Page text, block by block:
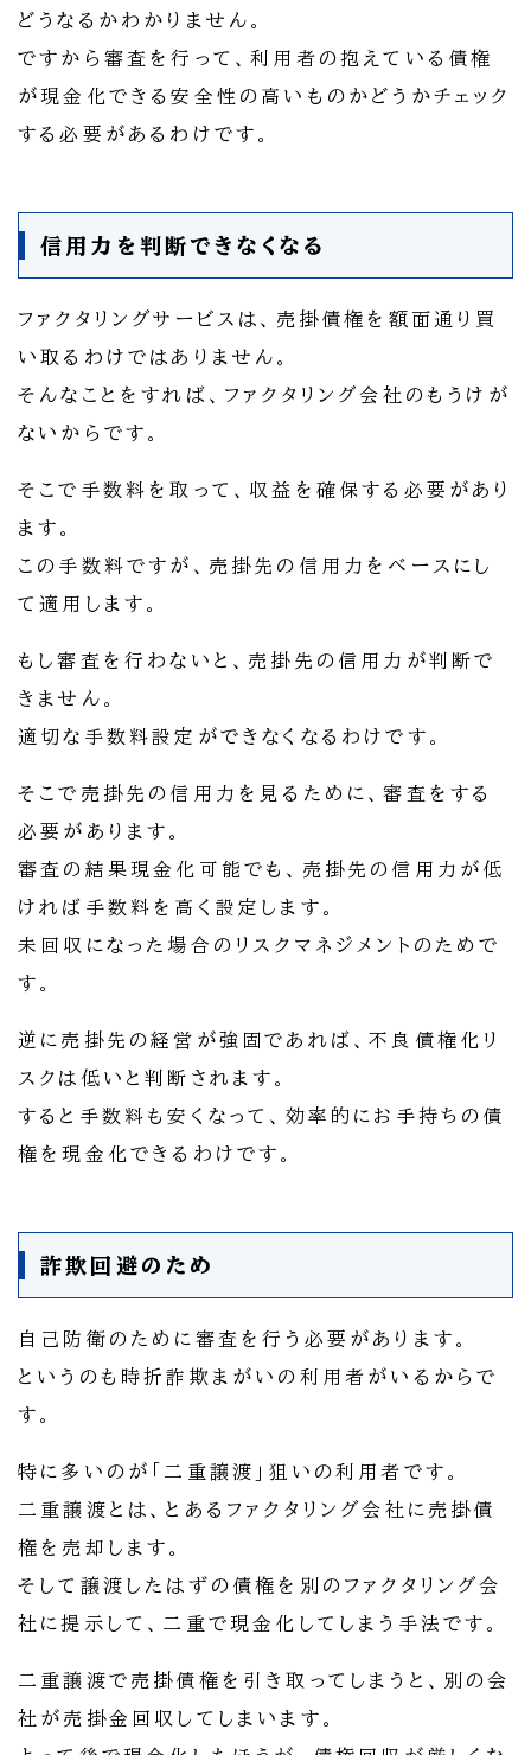
どうなるかわかりません。
ですから審査を行って、利用者の抱えている債権
が現金化できる安全性の高いものかどうかチェック
する必要があるわけです。
信用力を判断できなくなる
ファクタリングサービスは、売掛債権を額面通り買
い取るわけではありません。
そんなことをすれば、ファクタリング会社のもうけが
ないからです。
そこで手数料を取って、収益を確保する必要があり
ます。
この手数料ですが、売掛先の信用力をベースにし
て適用します。
もし審査を行わないと、売掛先の信用力が判断で
きません。
適切な手数料設定ができなくなるわけです。
そこで売掛先の信用力を見るために、審査をする
必要があります。
審査の結果現金化可能でも、売掛先の信用力が低
ければ手数料を高く設定します。
未回収になった場合のリスクマネジメントのためで
す。
逆に売掛先の経営が強固であれば、不良債権化リ
スクは低いと判断されます。
すると手数料も安くなって、効率的にお手持ちの債
権を現金化できるわけです。
詐欺回避のため
自己防衛のために審査を行う必要があります。
というのも時折詐欺まがいの利用者がいるからで
す。
特に多いのが「二重譲渡」狙いの利用者です。
二重譲渡とは、とあるファクタリング会社に売掛債
権を売却します。
そして譲渡したはずの債権を別のファクタリング会
社に提示して、二重で現金化してしまう手法です。
二重譲渡で売掛債権を引き取ってしまうと、別の会
社が売掛金回収してしまいます。